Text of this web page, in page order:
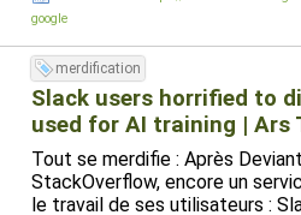
google
merdification
Slack users horrified to
used for AI training | Ars
Tout se merdifie : Après
StackOverflow, encore un
le travail de ses utilisateurs :